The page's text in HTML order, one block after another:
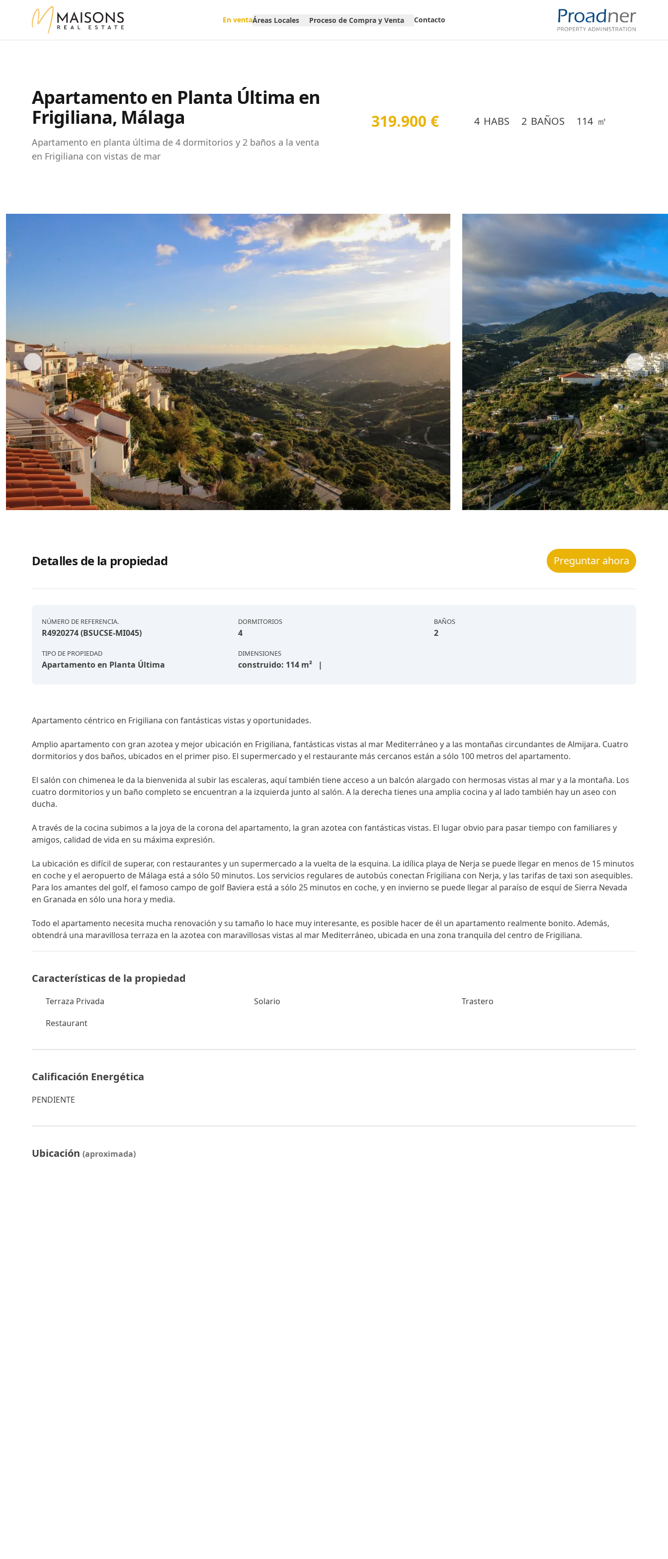
En ventaÁreas Locales Proceso de Compra y Venta Contacto
Apartamento en Planta Última en
Frigiliana, Málaga
Apartamento en planta última de 4 dormitorios y 2 baños a la venta
en Frigiliana con vistas de mar
4 HABS 2 BAÑOS 114 ㎡
319.900 €
Detalles de la propiedad Preguntar ahora
NÚMERO DE REFERENCIA.
R4920274 (BSUCSE-MI045)
DORMITORIOS
4
BAÑOS
2
TIPO DE PROPIEDAD
Apartamento en Planta Última
DIMENSIONES
construido: 114 m² |
Apartamento céntrico en Frigiliana con fantásticas vistas y oportunidades.
Amplio apartamento con gran azotea y mejor ubicación en Frigiliana, fantásticas vistas al mar Mediterráneo y a las montañas circundantes de Almijara. Cuatro
dormitorios y dos baños, ubicados en el primer piso. El supermercado y el restaurante más cercanos están a sólo 100 metros del apartamento.
El salón con chimenea le da la bienvenida al subir las escaleras, aquí también tiene acceso a un balcón alargado con hermosas vistas al mar y a la montaña. Los
cuatro dormitorios y un baño completo se encuentran a la izquierda junto al salón. A la derecha tienes una amplia cocina y al lado también hay un aseo con
ducha.
A través de la cocina subimos a la joya de la corona del apartamento, la gran azotea con fantásticas vistas. El lugar obvio para pasar tiempo con familiares y
amigos, calidad de vida en su máxima expresión.
La ubicación es difícil de superar, con restaurantes y un supermercado a la vuelta de la esquina. La idílica playa de Nerja se puede llegar en menos de 15 minutos
en coche y el aeropuerto de Málaga está a sólo 50 minutos. Los servicios regulares de autobús conectan Frigiliana con Nerja, y las tarifas de taxi son asequibles.
Para los amantes del golf, el famoso campo de golf Baviera está a sólo 25 minutos en coche, y en invierno se puede llegar al paraíso de esquí de Sierra Nevada
en Granada en sólo una hora y media.
Todo el apartamento necesita mucha renovación y su tamaño lo hace muy interesante, es posible hacer ‌de ‌él ‌un ‌apartamento ‌realmente bonito. Además,
‌obtendrá ‌una maravillosa ‌terraza ‌en la azotea ‌con ‌maravillosas ‌vistas al mar Mediterráneo, ubicada en ‌una ‌zona ‌tranquila ‌del ‌centro ‌de ‌Frigiliana.
Características de la propiedad
Terraza Privada Solario
Trastero
Restaurant
Calificación Energética
PENDIENTE
Ubicación (aproximada)